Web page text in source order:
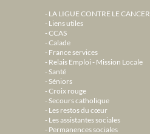
LA LIGUE CONTRE LE CANCER
Liens utiles
CCAS
Calade
France services
Relais Emploi - Mission Locale
Santé
Séniors
Croix rouge
Secours catholique
Les restos du cœur
Les assistantes sociales
Permanences sociales